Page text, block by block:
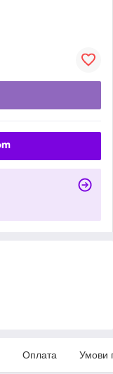
Оплата Умови